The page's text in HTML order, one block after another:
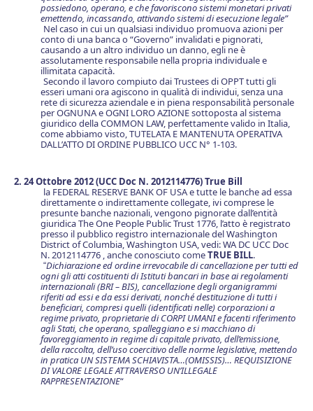
possiedono, operano, e che favoriscono sistemi monetari privati
emettendo, incassando, attivando sistemi di esecuzione legale”
Nel caso in cui un qualsiasi individuo promuova azioni per
conto di una banca o “Governo” invalidati e pignorati,
causando a un altro individuo un danno, egli ne è
assolutamente responsabile nella propria individuale e
illimitata capacità.
Secondo il lavoro compiuto dai Trustees di OPPT tutti gli
esseri umani ora agiscono in qualità di individui, senza una
rete di sicurezza aziendale e in piena responsabilità personale
per OGNUNA e OGNI LORO AZIONE sottoposta al sistema
giuridico della COMMON LAW, perfettamente valido in Italia,
come abbiamo visto, TUTELATA E MANTENUTA OPERATIVA
DALL’ATTO DI ORDINE PUBBLICO UCC N° 1-103.
2. 24 Ottobre 2012 (UCC Doc N. 2012114776) True Bill
la FEDERAL RESERVE BANK OF USA e tutte le banche ad essa
direttamente o indirettamente collegate, ivi comprese le
presunte banche nazionali, vengono pignorate dall’entità
giuridica The One People Public Trust 1776, l’atto è registrato
presso il pubblico registro internazionale del Washington
District of Columbia, Washington USA, vedi: WA DC UCC Doc
N. 2012114776 , anche conosciuto comeTRUE BILL.
“Dichiarazione ed ordine irrevocabile di cancellazione per tutti ed
ogni gli atti costituenti di Istituti bancari in base ai regolamenti
internazionali (BRI – BIS), cancellazione degli organigrammi
riferiti ad essi e da essi derivati, nonché destituzione di tutti i
beneficiari, compresi quelli (identificati nelle) corporazioni a
regime privato, proprietarie di CORPI UMANI e facenti riferimento
agli Stati, che operano, spalleggiano e si macchiano di
favoreggiamento in regime di capitale privato, dell’emissione,
della raccolta, dell’uso coercitivo delle norme legislative, mettendo
in pratica UN SISTEMA SCHIAVISTA…(OMISSIS)… REQUISIZIONE
DI VALORE LEGALE ATTRAVERSO UN’ILLEGALE
RAPPRESENTAZIONE“